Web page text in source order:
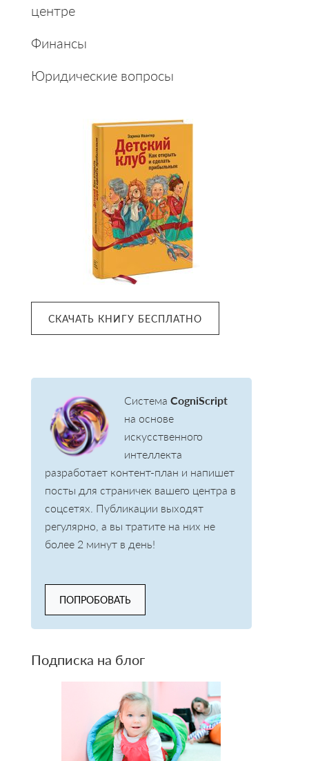
центре
Финансы
Юридические вопросы
СКАЧАТЬ КНИГУ БЕСПЛАТНО
Система CogniScript
на основе
искусственного
интеллекта
разработает контент-план и напишет
посты для страничек вашего центра в
соцсетях. Публикации выходят
регулярно, а вы тратите на них не
более 2 минут в день!
ПОПРОБОВАТЬ
Подписка на блог